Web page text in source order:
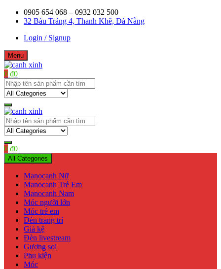
Skip
0905 654 068 – 0932 032 500
32 Bàu Trảng 4, Thanh Khê, Đà Nẵng
Login / Signup
Menu
canh xinh
Shop bán manơcanh, phụ kiện mở shop
0 ₫0
canh xinh
Shop bán manơcanh, phụ kiện mở shop
0 ₫0
All Categories
Manocanh Nữ
Manocanh Trẻ Em
Manocanh Nam
Móc người lớn
Móc trẻ em
Đèn trang trí
Giá kệ
Đèn livestream
Gương soi
Phụ kiện
Móc